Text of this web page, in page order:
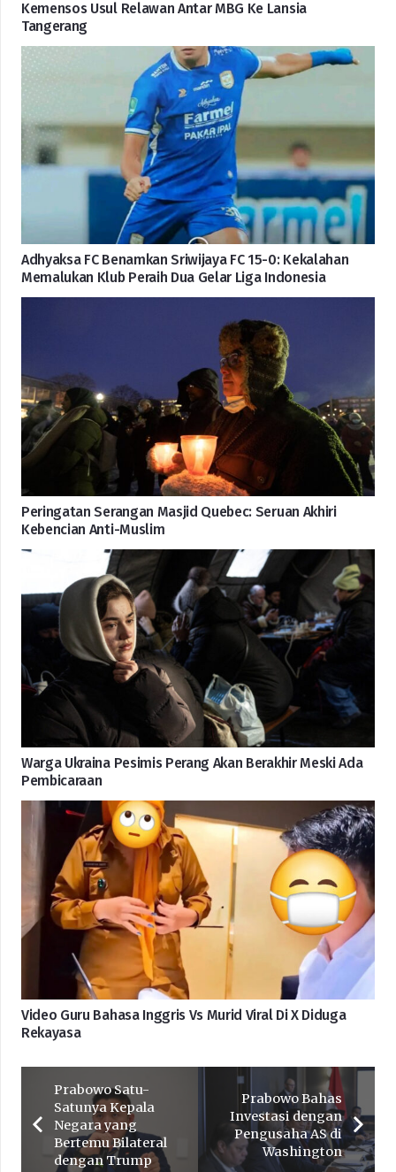
Kemensos Usul Relawan Antar MBG Ke Lansia
Tangerang
Adhyaksa FC Benamkan Sriwijaya FC 15-0: Kekalahan
Memalukan Klub Peraih Dua Gelar Liga Indonesia
Peringatan Serangan Masjid Quebec: Seruan Akhiri
Kebencian Anti-Muslim
Warga Ukraina Pesimis Perang Akan Berakhir Meski Ada
Pembicaraan
Video Guru Bahasa Inggris Vs Murid Viral Di X Diduga
Rekayasa
Prabowo Satu-
Satunya Kepala
Negara yang
Bertemu Bilateral
dengan Trump
Prabowo Bahas
Investasi dengan
Pengusaha AS di
Washington